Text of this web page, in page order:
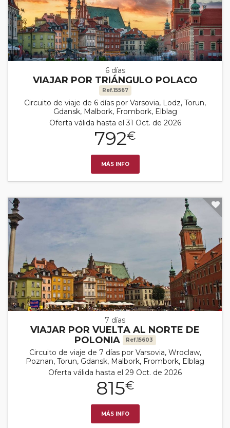
6 días
VIAJAR POR TRIÁNGULO POLACO
Ref.15567
Circuito de viaje de 6 días por Varsovia, Lodz, Torun,
Gdansk, Malbork, Frombork, Elblag
Oferta válida hasta el 31 Oct. de 2026
792€
MÁS INFO
7 días
VIAJAR POR VUELTA AL NORTE DE
POLONIA
Ref.15603
Circuito de viaje de 7 días por Varsovia, Wroclaw,
Poznan, Torun, Gdansk, Malbork, Frombork, Elblag
Oferta válida hasta el 29 Oct. de 2026
815€
MÁS INFO